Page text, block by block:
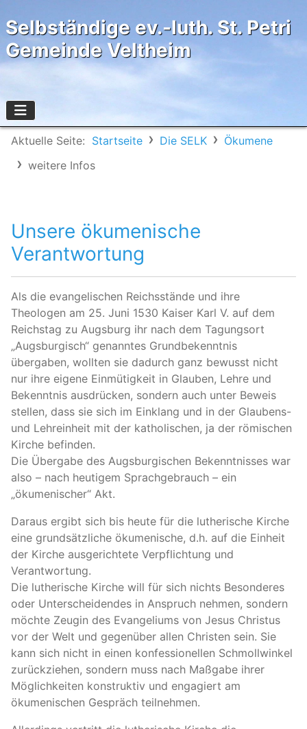
Selbständige ev.-luth. St. Petri
Gemeinde Veltheim
Aktuelle Seite: Startseite Die SELK
Ökumene
weitere Infos
Unsere ökumenische
Verantwortung
Als die evangelischen Reichsstände und ihre
Theologen am 25. Juni 1530 Kaiser Karl V. auf dem
Reichstag zu Augsburg ihr nach dem Tagungsort
„Augsburgisch“ genanntes Grundbekenntnis
übergaben, wollten sie dadurch ganz bewusst nicht
nur ihre eigene Einmütigkeit in Glauben, Lehre und
Bekenntnis ausdrücken, sondern auch unter Beweis
stellen, dass sie sich im Einklang und in der Glaubens-
und Lehreinheit mit der katholischen, ja der römischen
Kirche befinden.
Die Übergabe des Augsburgischen Bekenntnisses war
also – nach heutigem Sprachgebrauch – ein
„ökumenischer“ Akt.
Daraus ergibt sich bis heute für die lutherische Kirche
eine grundsätzliche ökumenische, d.h. auf die Einheit
der Kirche ausgerichtete Verpflichtung und
Verantwortung.
Die lutherische Kirche will für sich nichts Besonderes
oder Unterscheidendes in Anspruch nehmen, sondern
möchte Zeugin des Evangeliums von Jesus Christus
vor der Welt und gegenüber allen Christen sein. Sie
kann sich nicht in einen konfessionellen Schmollwinkel
zurückziehen, sondern muss nach Maßgabe ihrer
Möglichkeiten konstruktiv und engagiert am
ökumenischen Gespräch teilnehmen.